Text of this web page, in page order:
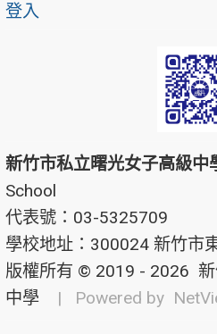
登入
新竹市私立曙光女子高級中
School
代表號：03-5325709
學校地址：300024 新竹市
版權所有 © 2019 - 2026
中學
| Powered by